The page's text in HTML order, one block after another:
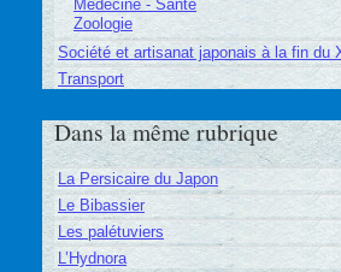
Médecine - Santé
Zoologie
Société et artisanat japonais à la fin du
Transport
Dans la même rubrique
La Persicaire du Japon
Le Bibassier
Les palétuviers
L’Hydnora